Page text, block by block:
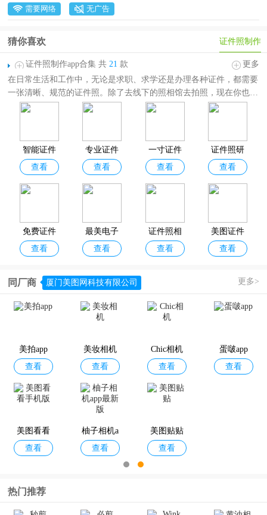
需要网络 无广告
证件照制作
猜你喜欢
证件照制作app合集 共 21 款
更多
在日常生活和工作中，无论是求职、求学还是办理各种证件，都需要
一张清晰、规范的证件照。除了去线下的照相馆去拍照，现在你也可
以自己用相机自己生成电子版的证件照。
研究院等，让你随时随地都能轻松搞定证件照。需要的朋友欢迎分享
收藏！
智能证件
照
查看
专业证件
照app
查看
一寸证件
照制作app
查看
证件照研
究院app
查看
免费证件
照app
查看
最美电子
证件照app
查看
证件照相
机
查看
美图证件
照app
查看
证照拍app
标准证件
智能证件
全能证件
艾跳跳app
魔法证件
照
查看
证件照片
同厂商 厦门美图网科技有限公司 更多>
美拍app
查看
美妆相机
查看
Chic相机
查看
蛋啵app
查看
美图看看
手机版
查看
柚子相机a
pp最新版
查看
美图贴贴
查看
热门推荐